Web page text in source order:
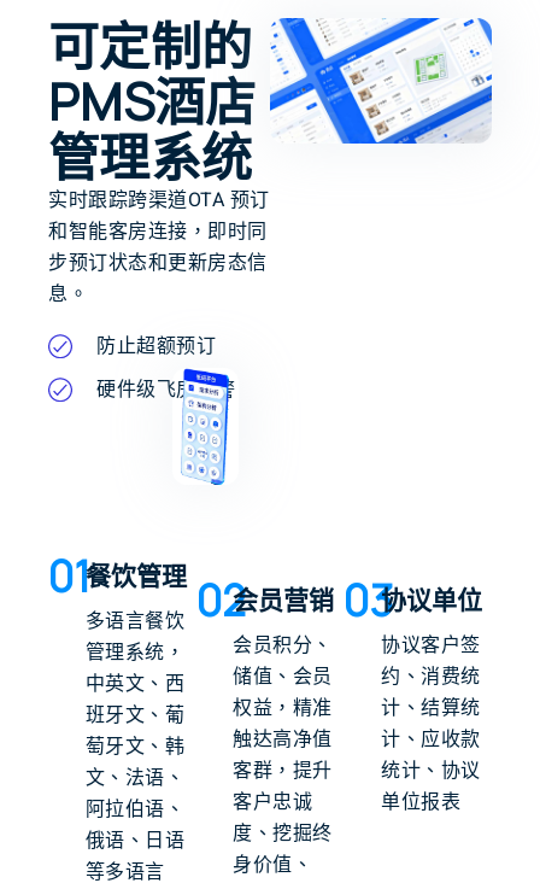
可定制的
PMS酒店
管理系统
实时跟踪跨渠道OTA 预订
和智能客房连接，即时同
步预订状态和更新房态信
息。
防止超额预订
硬件级飞房预警
01餐饮管理
多语言餐饮
管理系统，
中英文、西
班牙文、葡
萄牙文、韩
文、法语、
阿拉伯语、
俄语、日语
等多语言
02会员营销
会员积分、
储值、会员
权益，精准
触达高净值
客群，提升
客户忠诚
度、挖掘终
身价值、
03协议单位
协议客户签
约、消费统
计、结算统
计、应收款
统计、协议
单位报表